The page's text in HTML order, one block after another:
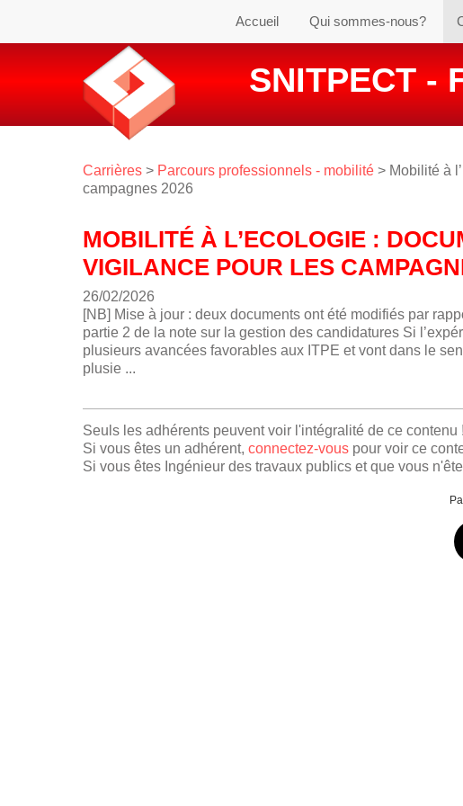
Accueil Qui sommes-nous?
SNITPECT -
Carrières > Parcours professionnels - mobilité > Mobilité à
campagnes 2026
MOBILITÉ À L’ECOLOGIE :
VIGILANCE POUR LES
26/02/2026
[NB] Mise à jour : deux documents ont été modifiés par
partie 2 de la note sur la gestion des candidatures Si
plusieurs avancées favorables aux ITPE et vont dans le
plusie ...
Seuls les adhérents peuvent voir l'intégralité de ce contenu !
Si vous êtes un adhérent, connectez-vous pour voir ce
Si vous êtes Ingénieur des travaux publics et que vous